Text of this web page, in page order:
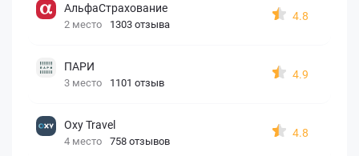
АльфаСтрахование
2 место 1303 отзыва
4.8
ПАРИ
3 место 1101 отзыв
4.9
Oxy Travel
4 место 758 отзывов
4.8